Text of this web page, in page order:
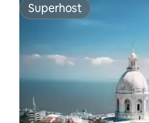
Superhost
Superhost